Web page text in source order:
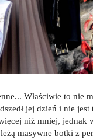
Właściwie to nie
jej dzień i nie
niż mniej,
masywne botki z